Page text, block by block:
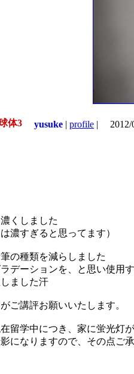
体3 yusuke | profile | 2012/
くしました
濃すぎると思ってます）
筆の種類を減らしました
デーションを、と思い使用
ました汗
ご講評お願いいたします。
在留学中につき、家に蛍光灯
になりますので、その点ご